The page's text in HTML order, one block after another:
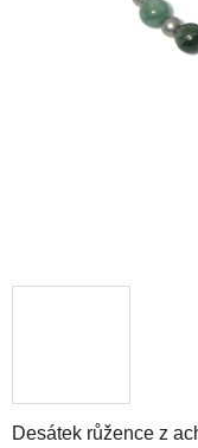
Desátek růžence z